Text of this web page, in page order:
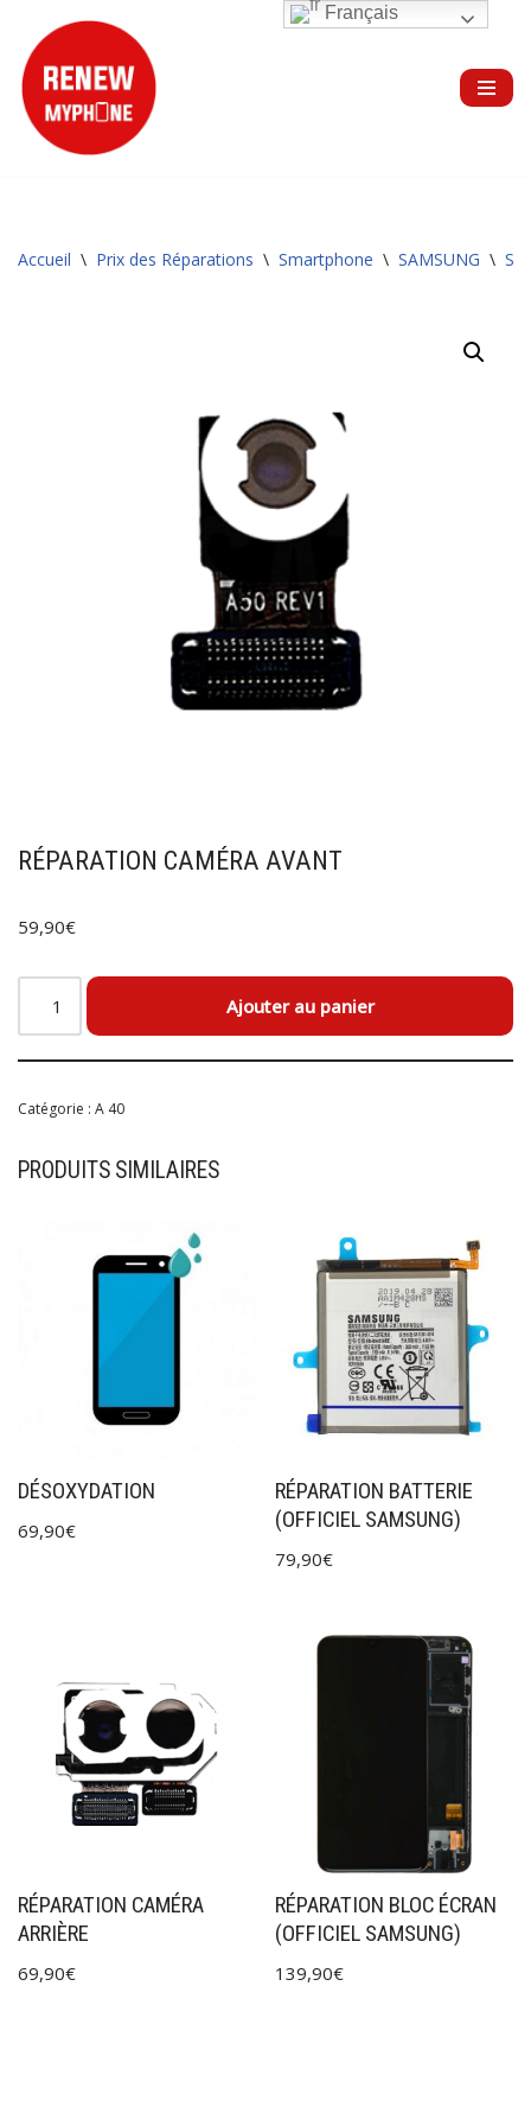
Aller
au
contenu
Accueil \ Prix des Réparations \ Smartphone \ SAMSUNG \
RÉPARATION CAMÉRA AVANT
59,90€
Ajouter au panier
Catégorie : A 40
PRODUITS SIMILAIRES
DÉSOXYDATION
69,90€
RÉPARATION BATTERIE
(OFFICIEL SAMSUNG)
79,90€
RÉPARATION CAMÉRA
ARRIÈRE
69,90€
RÉPARATION BLOC ÉCRAN
(OFFICIEL SAMSUNG)
139,90€
Français